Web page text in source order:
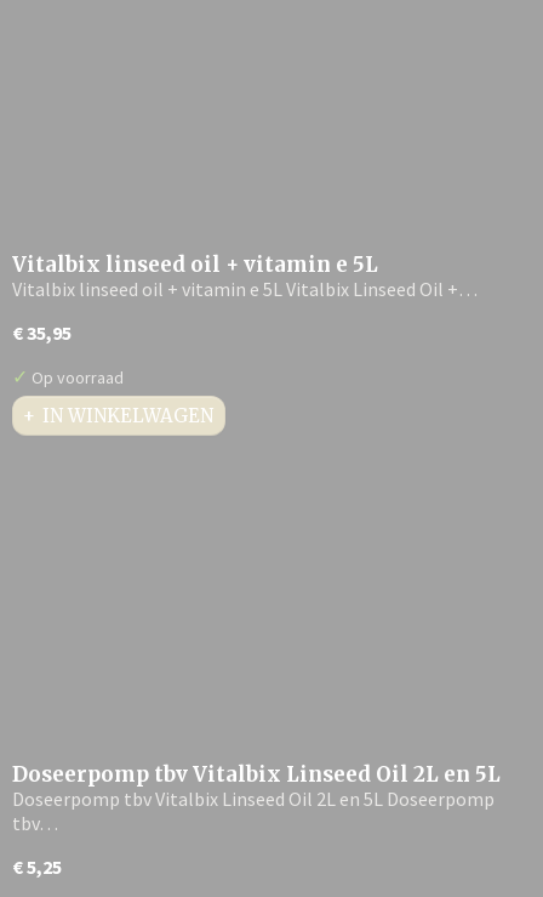
Vitalbix linseed oil + vitamin e 5L
Vitalbix linseed oil + vitamin e 5L Vitalbix Linseed Oil +…
€ 35,95
✓ Op voorraad
IN WINKELWAGEN
Doseerpomp tbv Vitalbix Linseed Oil 2L en 5L
Doseerpomp tbv Vitalbix Linseed Oil 2L en 5L Doseerpomp
tbv…
€ 5,25